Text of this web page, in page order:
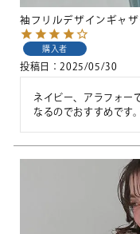
袖フリルデザインギャ
購入者
投稿日 2025/05/30
ネイビー、アラフォー
なるのでおすすめです。